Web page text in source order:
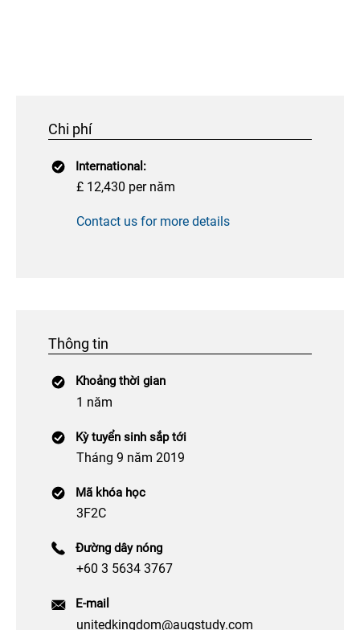
Chi phí
International:
£ 12,430 per năm
Contact us for more details
Thông tin
Khoảng thời gian
1 năm
Kỳ tuyển sinh sắp tới
Tháng 9 năm 2019
Mã khóa học
3F2C
Đường dây nóng
+60 3 5634 3767
E-mail
unitedkingdom@augstudy.com